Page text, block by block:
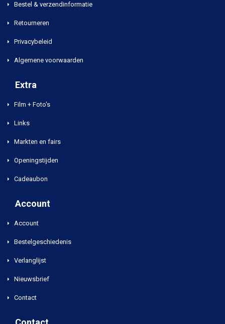
Bestel & verzendinformatie
Retourneren
Privacybeleid
Algemene voorwaarden
Extra
Film + Foto's
Links
Markten en fairs
Openingstijden
Cadeaubon
Account
Account
Bestelgeschiedenis
Verlanglijst
Nieuwsbrief
Contact